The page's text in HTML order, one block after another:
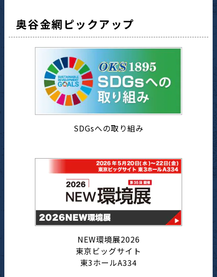
奥谷金網ピックアップ
SDGsへの取り組み
NEW環境展2026
東京ビッグサイト
東3ホールA334